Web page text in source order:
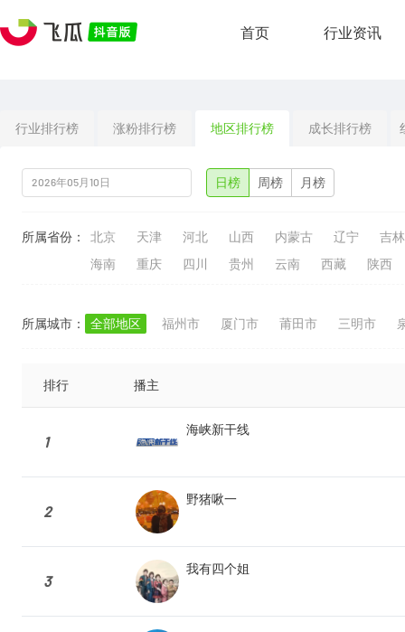
首页 行业资讯
行业排行榜 涨粉排行榜 地区排行榜 成长排行榜
日榜 周榜 月榜
所属省份： 北京 天津 河北 山西 内蒙古 辽宁
吉林
海南
重庆 四川 贵州 云南 西藏 陕西
所属城市： 全部地区 福州市 厦门市 莆田市 三明市
排行 播主
1
海峡新干线
2
野猪啾一
3
我有四个姐